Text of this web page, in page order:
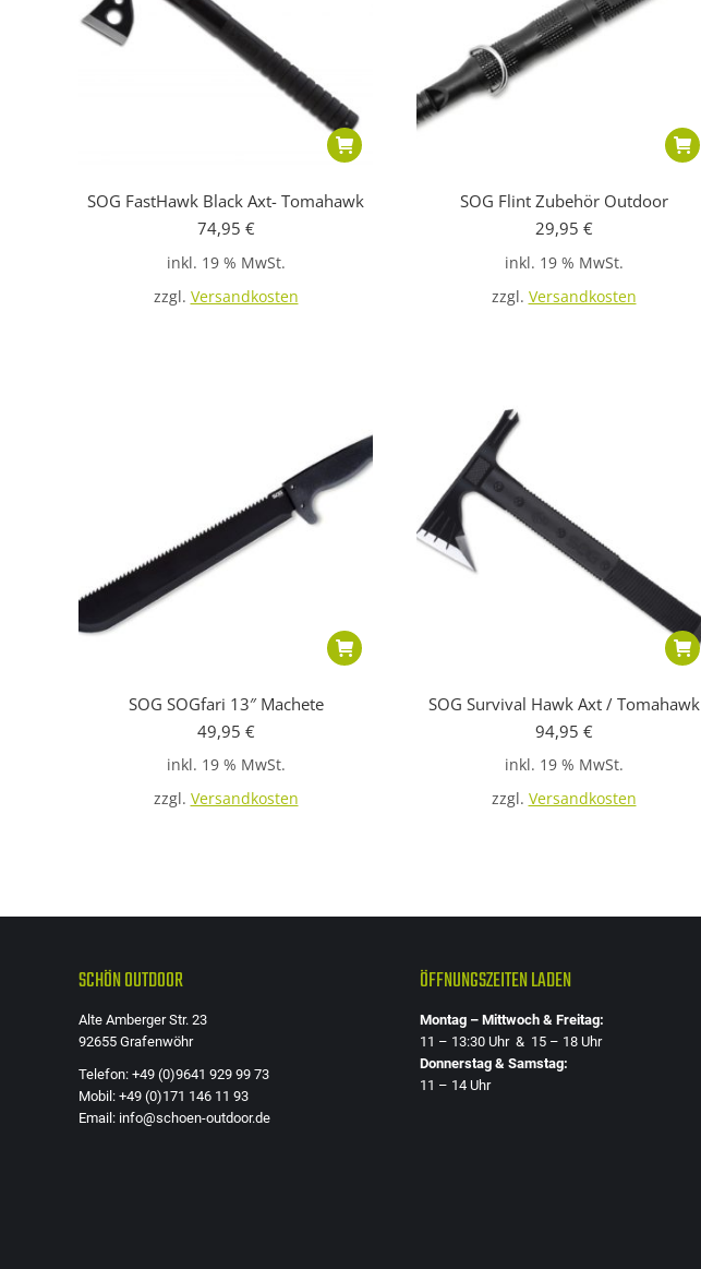
SOG FastHawk Black Axt- Tomahawk
74,95 €
inkl. 19 % MwSt.
zzgl. Versandkosten
SOG Flint Zubehör Outdoor
29,95 €
inkl. 19 % MwSt.
zzgl. Versandkosten
SOG SOGfari 13″ Machete
49,95 €
inkl. 19 % MwSt.
zzgl. Versandkosten
SOG Survival Hawk Axt / Tomahawk
94,95 €
inkl. 19 % MwSt.
zzgl. Versandkosten
SCHÖN OUTDOOR
Alte Amberger Str. 23
92655 Grafenwöhr
Telefon: +49 (0)9641 929 99 73
Mobil: +49 (0)171 146 11 93
Email: info@schoen-outdoor.de
ÖFFNUNGSZEITEN LADEN
Montag – Mittwoch & Freitag:
11 – 13:30 Uhr & 15 – 18 Uhr
Donnerstag & Samstag:
11 – 14 Uhr